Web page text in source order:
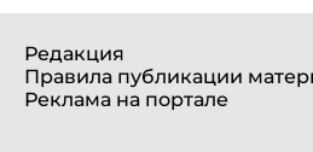
Редакция
Правила публикации
Реклама на портале